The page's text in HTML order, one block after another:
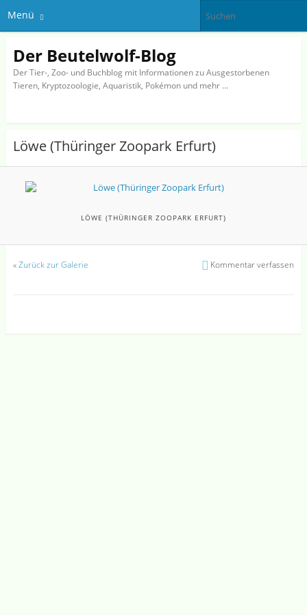
Menü
Der Beutelwolf-Blog
Der Tier-, Zoo- und Buchblog mit Informationen zu Ausgestorbenen
Tieren, Kryptozoologie, Aquaristik, Pokémon und mehr …
Löwe (Thüringer Zoopark Erfurt)
LÖWE (THÜRINGER ZOOPARK ERFURT)
«Zurück zur Galerie Kommentar verfassen